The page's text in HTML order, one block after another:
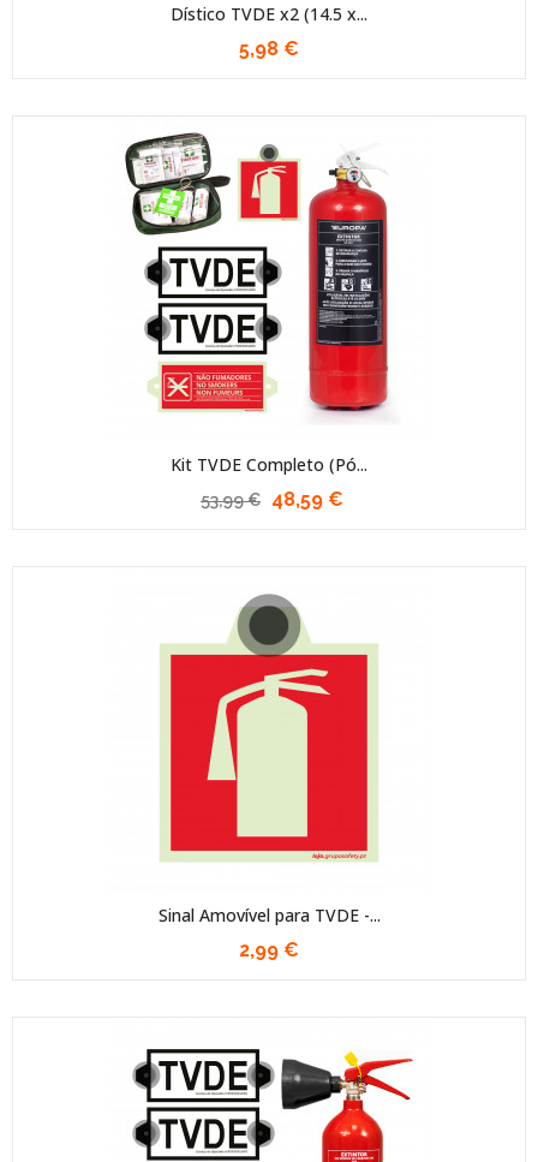
Dístico TVDE x2 (14.5 x...
5,98 €
Kit TVDE Completo (Pó...
53,99 € 48,59 €
Sinal Amovível para TVDE -...
2,99 €